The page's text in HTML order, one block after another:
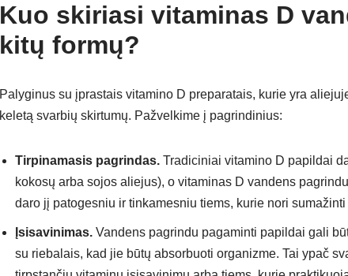
Kuo skiriasi vitaminas D
kitų formų?
Palyginus su įprastais vitamino D preparatais, kurie yra
keletą svarbių skirtumų. Pažvelkime į pagrindinius:
Tirpinamasis pagrindas.Tradiciniai vitamino D papildai
kokosų arba sojos aliejus), o vitaminas D vandens
daro jį patogesniu ir tinkamesniu tiems, kurie nori
Įsisavinimas.Vandens pagrindu pagaminti papildai gali
su riebalais, kad jie būtų absorbuoti organizme. Tai ypač